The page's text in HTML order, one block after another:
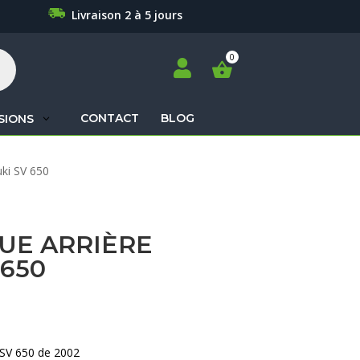
Livraison 2 à 5 jours

CONTACT BLOG
SV 650
ARRIÈRE
650 de 2002